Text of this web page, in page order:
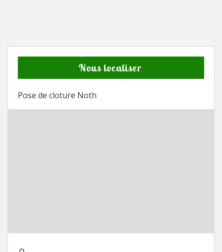
Nous localiser
Pose de cloture Noth